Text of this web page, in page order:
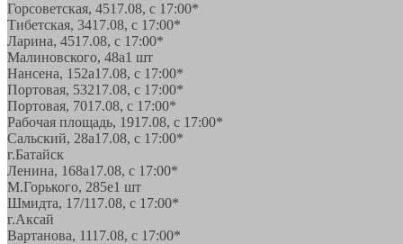
Горсоветская, 4517.08, с 17:00*
Тибетская, 3417.08, с 17:00*
Ларина, 4517.08, с 17:00*
Малиновского, 48а1 шт
Нансена, 152а17.08, с 17:00*
Портовая, 53217.08, с 17:00*
Портовая, 7017.08, с 17:00*
Рабочая площадь, 1917.08, с 17:00*
Сальский, 28a17.08, с 17:00*
г.Батайск
Ленина, 168а17.08, с 17:00*
М.Горького, 285е1 шт
Шмидта, 17/117.08, с 17:00*
г.Аксай
Вартанова, 1117.08, с 17:00*